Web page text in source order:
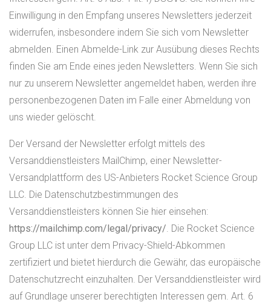
Einwilligung in den Empfang unseres Newsletters jederzeit
widerrufen, insbesondere indem Sie sich vom Newsletter
abmelden. Einen Abmelde-Link zur Ausübung dieses Rechts
finden Sie am Ende eines jeden Newsletters. Wenn Sie sich
nur zu unserem Newsletter angemeldet haben, werden ihre
personenbezogenen Daten im Falle einer Abmeldung von
uns wieder gelöscht.
Der Versand der Newsletter erfolgt mittels des
Versanddienstleisters MailChimp, einer Newsletter-
Versandplattform des US-Anbieters Rocket Science Group
LLC. Die Datenschutzbestimmungen des
Versanddienstleisters können Sie hier einsehen:
https://mailchimp.com/legal/privacy/. Die Rocket Science
Group LLC ist unter dem Privacy-Shield-Abkommen
zertifiziert und bietet hierdurch die Gewähr, das europäische
Datenschutzrecht einzuhalten. Der Versanddienstleister wird
auf Grundlage unserer berechtigten Interessen gem. Art. 6